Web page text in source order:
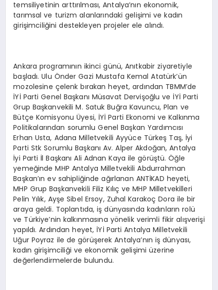
temsiliyetinin arttırılması, Antalya’nın ekonomik,
tarımsal ve turizm alanlarındaki gelişimi ve kadın
girişimciliğini destekleyen projeler ele alındı.
Ankara programının ikinci günü, Anıtkabir ziyaretiyle
başladı. Ulu Önder Gazi Mustafa Kemal Atatürk’ün
mozolesine çelenk bırakan heyet, ardından TBMM’de
İYİ Parti Genel Başkanı Müsavat Dervişoğlu ve İYİ Parti
Grup Başkanvekili M. Satuk Buğra Kavuncu, Plan ve
Bütçe Komisyonu Üyesi, İYİ Parti Ekonomi ve Kalkınma
Politikalarından sorumlu Genel Başkan Yardımcısı
Erhan Usta, Adana Milletvekili Ayyüce Türkeş Taş, İyi
Parti Stk Sorumlu Başkanı Av. Alper Akdoğan, Antalya
İyi Parti İl Başkanı Ali Adnan Kaya ile görüştü. Öğle
yemeğinde MHP Antalya Milletvekili Abdurrahman
Başkan’ın ev sahipliğinde ağırlanan ANTİKAD heyeti,
MHP Grup Başkanvekili Filiz Kılıç ve MHP Milletvekilleri
Pelin Yılık, Ayşe Sibel Ersoy, Zuhal Karakoç Dora ile bir
araya geldi. Toplantıda, iş dünyasında kadınların rolü
ve Türkiye’nin kalkınmasına yönelik verimli fikir alışverişi
yapıldı. Ardından heyet, İYİ Parti Antalya Milletvekili
Uğur Poyraz ile de görüşerek Antalya’nın iş dünyası,
kadın girişimciliği ve ekonomik gelişimi üzerine
değerlendirmelerde bulundu.